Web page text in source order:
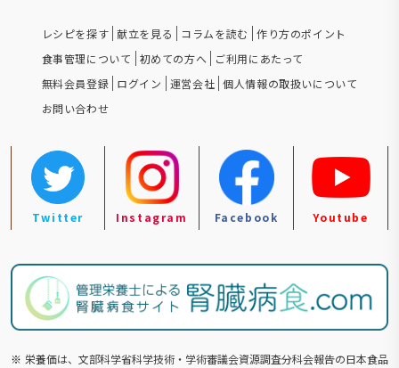
レシピを探す 献立を見る コラムを読む
作り方のポイント
食事管理について
初めての方へ
ご利用にあたって
無料会員登録 ログイン 運営会社 個人情報の取扱いについて
お問い合わせ
Twitter Instagram Facebook Youtube
※ 栄養価は、文部科学省科学技術・学術審議会資源調査分科会報告の⽇本食品